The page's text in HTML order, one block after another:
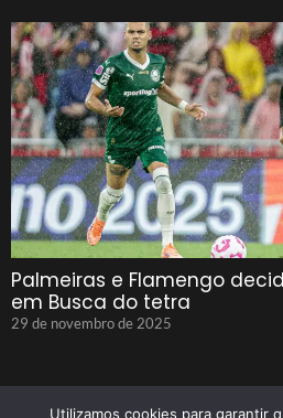
Palmeiras e Flamengo
em Busca do tetra
29 de novembro de 2025
Utilizamos cookies para garantir